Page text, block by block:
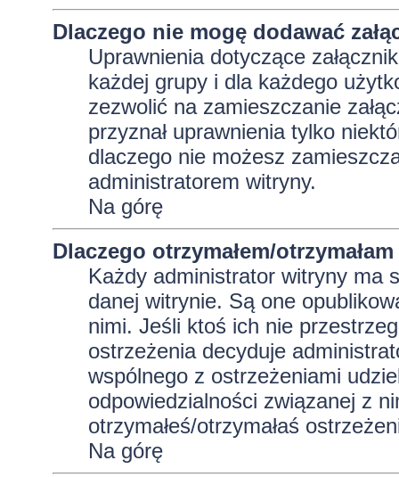
Dlaczego nie mogę dodawać
Uprawnienia dotyczące
każdej grupy i dla każdego
zezwolić na zamieszczanie
przyznał uprawnienia tylko
dlaczego nie możesz
administratorem witryny.
Na górę
Dlaczego otrzymałem/
Każdy administrator witryny ma
danej witrynie. Są one
nimi. Jeśli ktoś ich nie
ostrzeżenia decyduje
wspólnego z ostrzeżeniami
odpowiedzialności związanej z
otrzymałeś/otrzymałaś
Na górę